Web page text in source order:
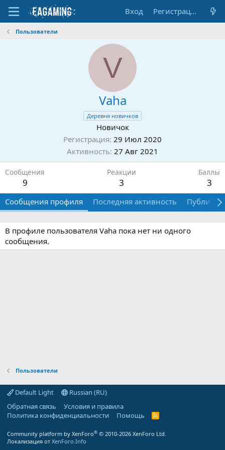
Вход Регистрация
Пользователи
V
Vaha
Деревня новичков
Новичок
Регистрация 29 Июл 2020
Активность 27 Авг 2021
Сообщения
9
Реакции
3
Баллы
3
Сообщения профиля Последняя активность
В профиле пользователя Vaha пока нет ни одного
сообщения.
Пользователи
Default Light
Russian (RU)
Обратная связь
Условия и правила
Политика конфиденциальности
Помощь
R
Community platform by XenForo® © 2010-2026 XenForo Ltd.
Локализация от XenForo.Info